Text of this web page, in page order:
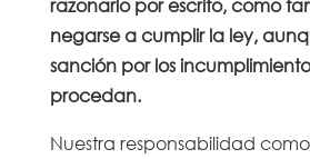
razonarlo por escrito, como
negarse a cumplir la ley,
sanción por los
procedan.
Nuestra responsabilidad